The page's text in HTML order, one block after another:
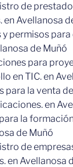
de
Avellanosa
permisos para
de Muñó
para
en TIC. en
para la venta
en
la
de Muñó
de
en Avellanosa